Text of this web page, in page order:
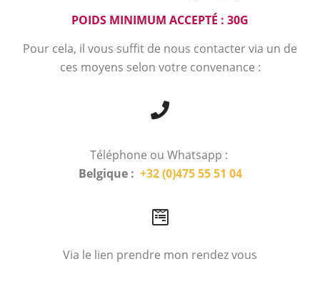
POIDS MINIMUM ACCEPTÉ : 30G
Pour cela, il vous suffit de nous contacter via un de
ces moyens selon votre convenance :
Téléphone ou Whatsapp :
Belgique : +32 (0)475 55 51 04
Via le lien prendre mon rendez vous